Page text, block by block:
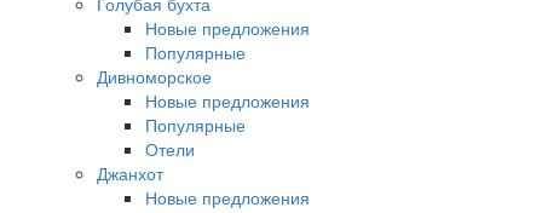
Новые предложения
Популярные
Дивноморское
Новые предложения
Популярные
Отели
Джанхот
Новые предложения